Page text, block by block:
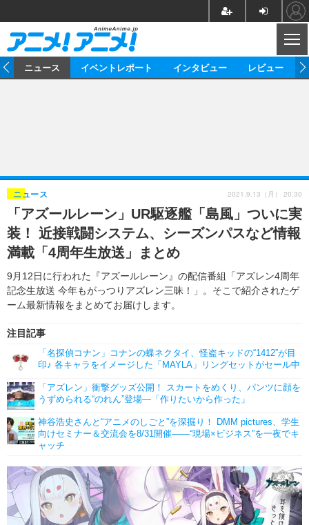
ゲーム グッズ
イベント 海外
海外イベント ビジネス
俳優・タレント アーティスト
ビジネス
アニメ 実写
書評 イベント
ゲーム 座談会
動画
アニメ
アニメ！アニメ！TV ABEMA Cafe
連載・コラム
ニュース イベントレポート インタビュー レビュー
「アズールレーン」UR駆逐艦「島風」ついに実
装！ 近接戦闘システム、シーズンパスなど情報
満載「4周年生放送」まとめ
9月12日に行われた『アズールレーン』の配信番組「アズレン4周年
記念生放送 今年もがっつりアズレン三昧！」。そこで紹介されたゲ
ーム最新情報をまとめてお届けします。
ニュース
注目記事
「名探偵コナン」コナンの蝶ネクタイ、怪盗キッドの“1412”が目
印♪ 各キャラをイメージした「MAYLA」リングセットがセール中
「アズレン」衝撃グッズ公開！ スカートをめくり、パンツに顔を
うずめられる“のれん”登場―「作りたいから作った」
神谷浩史さんと“アニメのしごと”を深掘り！ DMM pictures、学生
向けセミナー＆交流会を8/31開催――“現場×ビジネス”を一夜でキ
ャッチ
2021.9.13（月） 20:30